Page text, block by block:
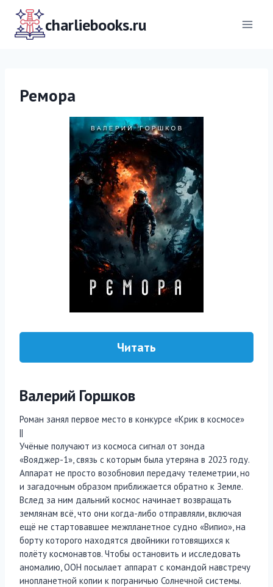
Перейти
содержимомуcharliebooks.ru
Ремора
Читать
Валерий Горшков
Роман занял первое место в конкурсе «Крик в космосе»
||
Учёные получают из космоса сигнал от зонда
«Вояджер-1», связь с которым была утеряна в 2023 году.
Аппарат не просто возобновил передачу телеметрии, но
и загадочным образом приближается обратно к Земле.
Вслед за ним дальний космос начинает возвращать
землянам всё, что они когда-либо отправляли, включая
ещё не стартовавшее межпланетное судно «Випио», на
борту которого находятся двойники готовящихся к
полёту космонавтов. Чтобы остановить и исследовать
аномалию, ООН посылает аппарат с командой навстречу
инопланетной копии к пограничью Солнечной системы.